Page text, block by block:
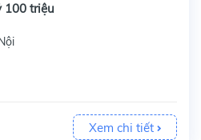
100 triệu
Xem chi tiết